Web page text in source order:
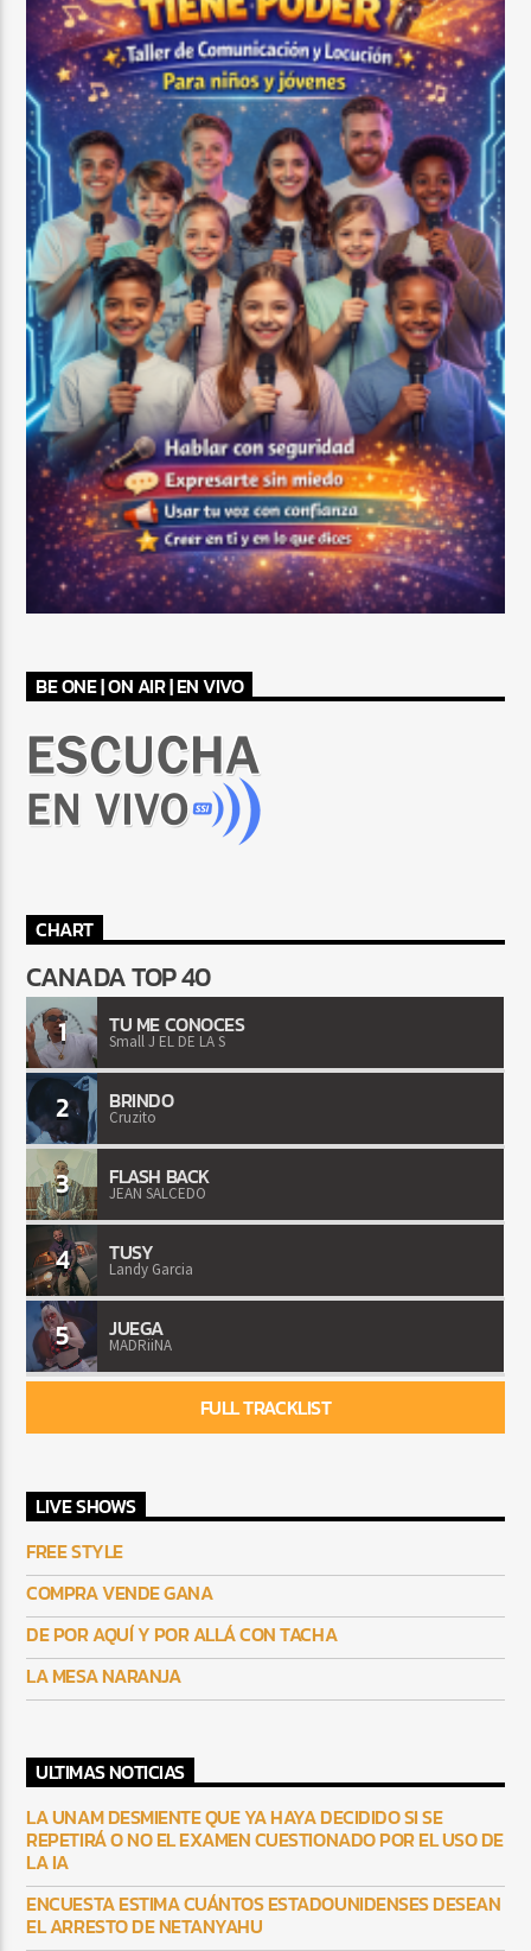
BE ONE | ON AIR | EN VIVO
CHART
CANADA TOP 40
1 TU ME CONOCES
Small J EL DE LA S
2 BRINDO
Cruzito
3 FLASH BACK
JEAN SALCEDO
4 TUSY
Landy Garcia
5 JUEGA
MADRiiNA
FULL TRACKLIST
LIVE SHOWS
FREE STYLE
COMPRA VENDE GANA
DE POR AQUÍ Y POR ALLÁ CON TACHA
LA MESA NARANJA
ULTIMAS NOTICIAS
LA UNAM DESMIENTE QUE YA HAYA DECIDIDO SI SE
REPETIRÁ O NO EL EXAMEN CUESTIONADO POR EL USO DE
LA IA
ENCUESTA ESTIMA CUÁNTOS ESTADOUNIDENSES DESEAN
EL ARRESTO DE NETANYAHU